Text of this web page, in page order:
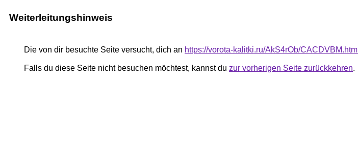
Weiterleitungshinweis
Die von dir besuchte Seite versucht, dich an https://vorota-kalitki.ru/AkS4rOb/CACDVBM.html
Falls du diese Seite nicht besuchen möchtest, kannst du zur vorherigen Seite zurückkehren.